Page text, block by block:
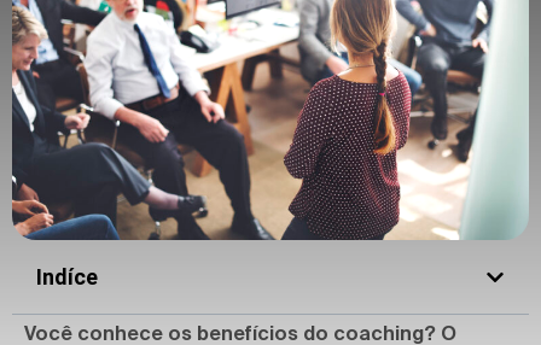
Indíce
Você conhece os benefícios do coaching? O